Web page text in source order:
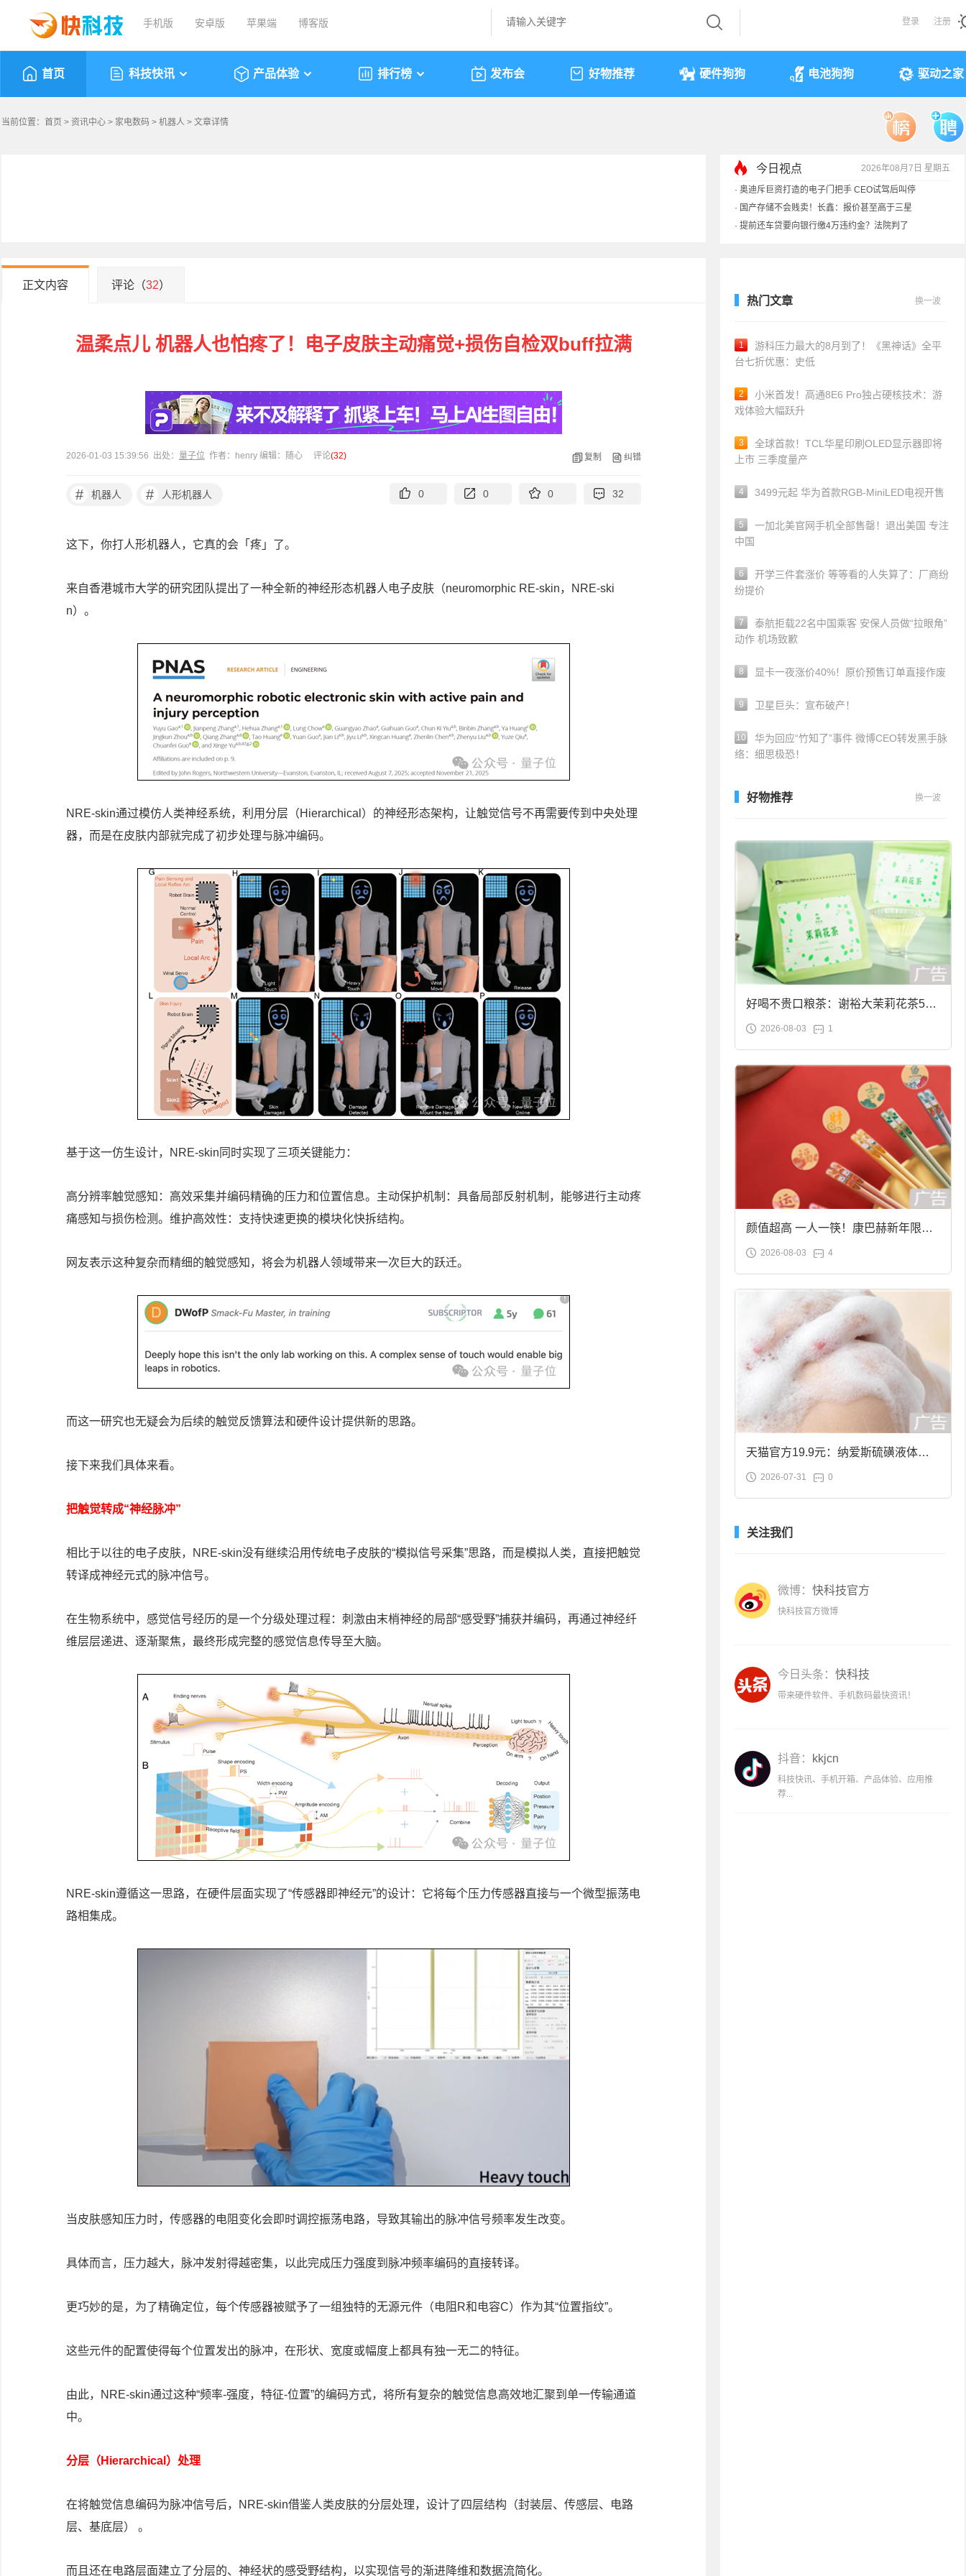
手机版 安卓版 苹果端 博客版 登录 注册
首页 科技快讯 产品体验 排行榜 发布会 好物推荐 硬件狗狗 电池狗狗 驱动之家
当前位置： 首页 > 资讯中心 > 家电数码 > 机器人 > 文章详情
今日视点 2026年08月7日 星期五
· 奥迪斥巨资打造的电子门把手 CEO试驾后叫停
· 国产存储不会贱卖！长鑫：报价甚至高于三星
· 提前还车贷要向银行缴4万违约金？法院判了
正文内容 评论（32）
温柔点儿 机器人也怕疼了！电子皮肤主动痛觉+损伤自检双buff拉满
2026-01-03 15:39:56 出处： 量子位 作者：henry 编辑：随心 评论(32) 复制 纠错
# 机器人 # 人形机器人 0 0 0 32
这下，你打人形机器人，它真的会「疼」了。
来自香港城市大学的研究团队提出了一种全新的神经形态机器人电子皮肤（neuromorphic RE-skin，NRE-ski
n）。
NRE-skin通过模仿人类神经系统，利用分层（Hierarchical）的神经形态架构，让触觉信号不再需要传到中央处理
器，而是在皮肤内部就完成了初步处理与脉冲编码。
基于这一仿生设计，NRE-skin同时实现了三项关键能力：
高分辨率触觉感知：高效采集并编码精确的压力和位置信息。主动保护机制：具备局部反射机制，能够进行主动疼
痛感知与损伤检测。维护高效性：支持快速更换的模块化快拆结构。
网友表示这种复杂而精细的触觉感知，将会为机器人领域带来一次巨大的跃迁。
而这一研究也无疑会为后续的触觉反馈算法和硬件设计提供新的思路。
接下来我们具体来看。
把触觉转成“神经脉冲”
相比于以往的电子皮肤，NRE-skin没有继续沿用传统电子皮肤的“模拟信号采集”思路，而是模拟人类，直接把触觉
转译成神经元式的脉冲信号。
在生物系统中，感觉信号经历的是一个分级处理过程：刺激由末梢神经的局部“感受野”捕获并编码，再通过神经纤
维层层递进、逐渐聚焦，最终形成完整的感觉信息传导至大脑。
NRE-skin遵循这一思路，在硬件层面实现了“传感器即神经元”的设计：它将每个压力传感器直接与一个微型振荡电
路相集成。
当皮肤感知压力时，传感器的电阻变化会即时调控振荡电路，导致其输出的脉冲信号频率发生改变。
具体而言，压力越大，脉冲发射得越密集，以此完成压力强度到脉冲频率编码的直接转译。
更巧妙的是，为了精确定位，每个传感器被赋予了一组独特的无源元件（电阻R和电容C）作为其“位置指纹”。
这些元件的配置使得每个位置发出的脉冲，在形状、宽度或幅度上都具有独一无二的特征。
由此，NRE-skin通过这种“频率-强度，特征-位置”的编码方式，将所有复杂的触觉信息高效地汇聚到单一传输通道
中。
分层（Hierarchical）处理
在将触觉信息编码为脉冲信号后，NRE-skin借鉴人类皮肤的分层处理，设计了四层结构（封装层、传感层、电路
层、基底层） 。
而且还在电路层面建立了分层的、神经状的感受野结构，以实现信号的渐进降维和数据流简化。
热门文章 换一波
1
游科压力最大的8月到了！《黑神话》全平
台七折优惠：史低
2
小米首发！高通8E6 Pro独占硬核技术：游
戏体验大幅跃升
3
全球首款！TCL华星印刷OLED显示器即将
上市 三季度量产
4 3499元起 华为首款RGB-MiniLED电视开售
5
一加北美官网手机全部售罄！退出美国 专注
中国
6
开学三件套涨价 等等看的人失算了：厂商纷
纷提价
7
泰航拒载22名中国乘客 安保人员做“拉眼角”
动作 机场致歉
8 显卡一夜涨价40%！原价预售订单直接作废
9 卫星巨头：宣布破产！
10
华为回应“竹知了”事件 微博CEO转发黑手脉
络：细思极恐！
好物推荐 换一波
好喝不贵口粮茶：谢裕大茉莉花茶50g
袋装9.9元到手
2026-08-03 1
颜值超高 一人一筷！康巴赫新年限定
合金筷子大促：19.9元
2026-08-03 4
天猫官方19.9元：纳爱斯硫磺液体香
皂2斤大促
2026-07-31 0
关注我们
微博： 快科技官方
快科技官方微博
今日头条： 快科技
带来硬件软件、手机数码最快资讯！
抖音： kkjcn
科技快讯、手机开箱、产品体验、应用推
荐...